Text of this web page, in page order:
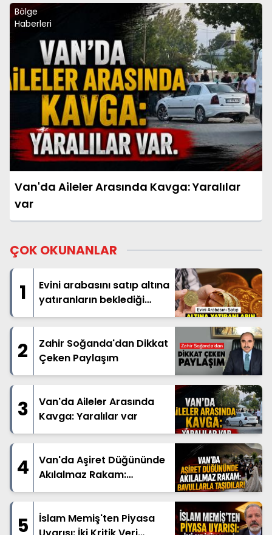
Bölge
Haberleri
Van'da Aileler Arasında Kavga: Yaralılar
var
ÇOK OKUNANLAR
1
Evini arabasını satıp altına
yatıranların beklediği
haber geldi
2
Zahir Soğanda'dan Dikkat
Çeken Paylaşım
3
Van'da Aileler Arasında
Kavga: Yaralılar var
4
Van'da Aşiret Düğününde
Akılalmaz Rakam:
Bavullarla Taşıdılar!
5
İslam Memiş'ten Piyasa